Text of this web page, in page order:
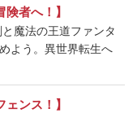
険者へ！】
魔法の王道ファンタ
よう。異世界転生へ
ェンス！】